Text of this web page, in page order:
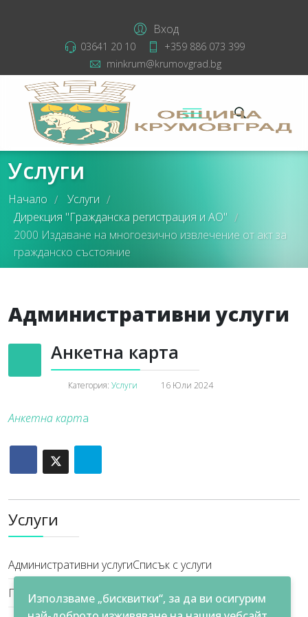
Вход
03641 20 10
+359 886 073 399
minkrum@krumovgrad.bg
Услуги
Начало / Услуги /
Дирекция "Гражданска регистрация и АО" /
2000 Издаване на многоезично извлечение от акт за
гражданско състояние
Административни услуги
Анкетна карта
Категория: Услуги 16 Юли 2024
Анкетна карта
Услуги
Административни услугиСписък с услуги
Плащане на данъциЕлектронни услугиЗЕЕ и ЗЕВИ
Използваме „бисквитки“, за да ви осигурим